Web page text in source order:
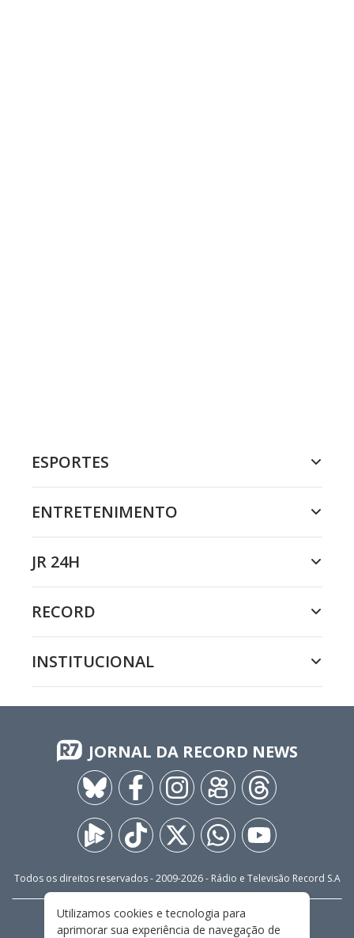
ESPORTES
ENTRETENIMENTO
JR 24H
RECORD
INSTITUCIONAL
JORNAL DA RECORD NEWS
Todos os direitos reservados - 2009-2026- Rádio e Televisão Record S.A
FALE CONOSCO
PRIVACIDADE
Utilizamos cookies e tecnologia para
aprimorar sua experiência de navegação de